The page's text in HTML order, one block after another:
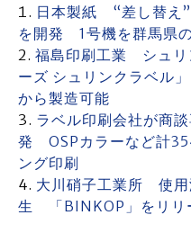
日本製紙 “差し替え”
を開発 1号機を群馬県
福島印刷工業 シュリ
ーズ シュリンクラベル
から製造可能
ラベル印刷会社が商
発 OSPカラーなど計
ング印刷
大川硝子工業所 使用
生 「BINKOP」をリリ